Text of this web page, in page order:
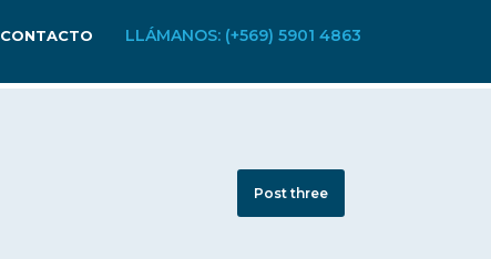
CONTACTO LLÁMANOS: (+569) 5901 4863
Post three